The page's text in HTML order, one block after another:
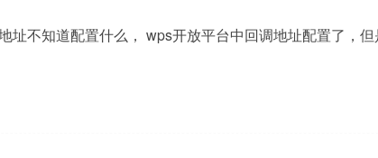
址不知道配置什么， wps开放平台中回调地址配置了，